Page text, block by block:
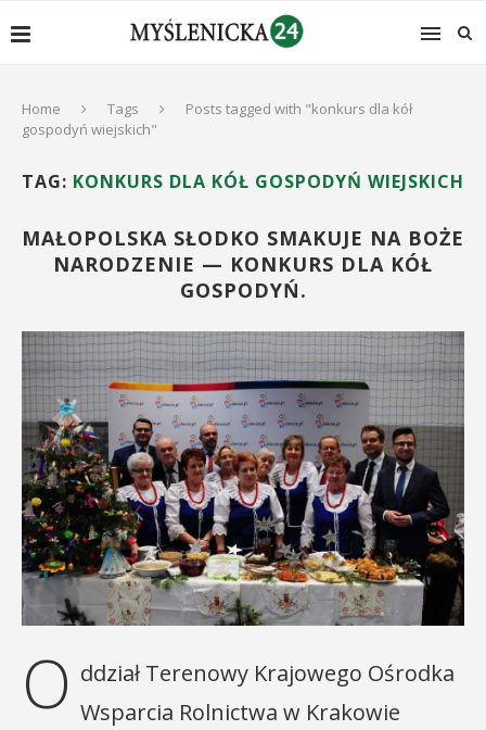
Home Tags
Posts tagged with "konkurs dla kół
gospodyń wiejskich"
TAG: KONKURS DLA KÓŁ GOSPODYŃ WIEJSKICH
MAŁOPOLSKA SŁODKO SMAKUJE NA BOŻE
NARODZENIE — KONKURS DLA KÓŁ
GOSPODYŃ.
O ddział Terenowy Krajowego Ośrodka
Wsparcia Rolnictwa w Krakowie